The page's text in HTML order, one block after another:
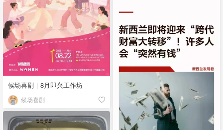
候场喜剧｜8月即兴工作坊
候场喜剧